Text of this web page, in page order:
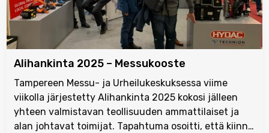
Alihankinta 2025 – Messukooste
Tampereen Messu- ja Urheilukeskuksessa viime
viikolla järjestetty Alihankinta 2025 kokosi jälleen
yhteen valmistavan teollisuuden ammattilaiset ja
alan johtavat toimijat. Tapahtuma osoitti, että kiinn…